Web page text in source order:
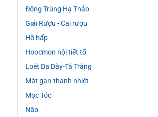
Đông Trùng Hạ Thảo
Giải Rượu - Cai rượu
Hô hấp
Hoocmon nội tiết tố
Loét Dạ Dày-Tá Tràng
Mát gan-thanh nhiệt
Mọc Tóc
Não